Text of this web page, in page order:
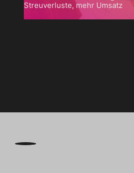
Streuverluste, mehr Umsatz